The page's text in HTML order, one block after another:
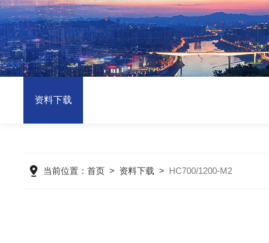
资料下载
当前位置：首页 > 资料下载 > HC700/1200-M2